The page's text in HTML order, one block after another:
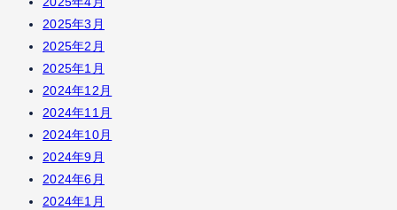
2025年3月
2025年2月
2025年1月
2024年12月
2024年11月
2024年10月
2024年9月
2024年6月
2024年1月